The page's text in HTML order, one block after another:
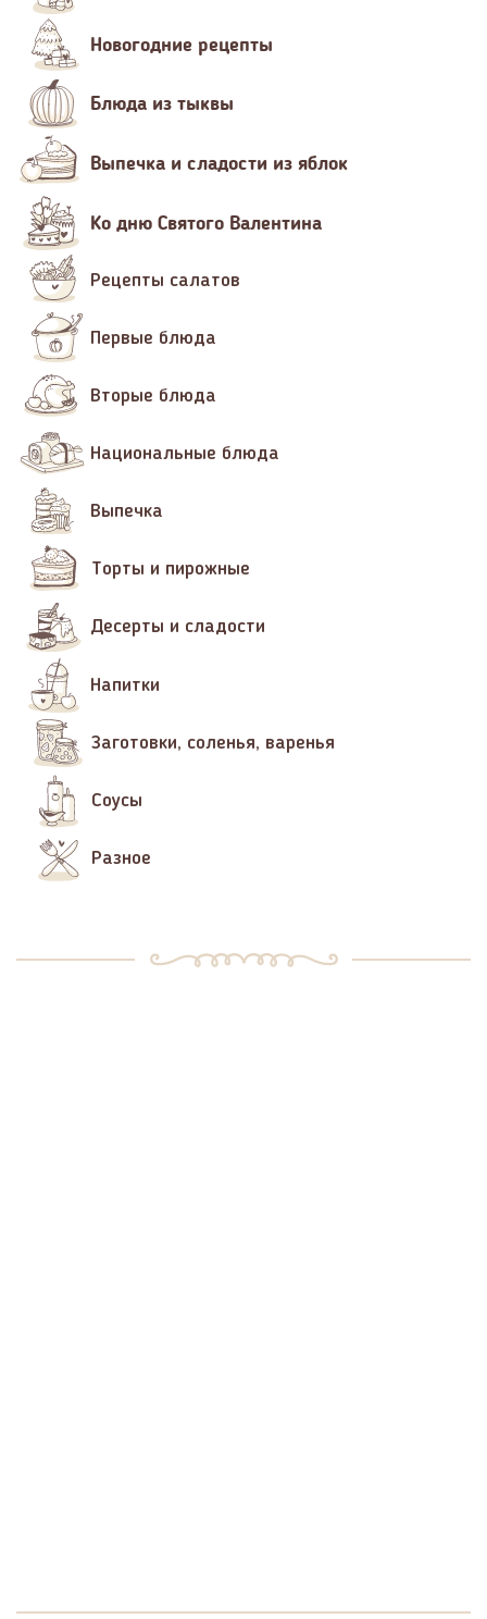
Новогодние рецепты
Блюда из тыквы
Выпечка и сладости из яблок
Ко дню Святого Валентина
Рецепты салатов
Первые блюда
Вторые блюда
Национальные блюда
Выпечка
Торты и пирожные
Десерты и сладости
Напитки
Заготовки, соленья, варенья
Соусы
Разное